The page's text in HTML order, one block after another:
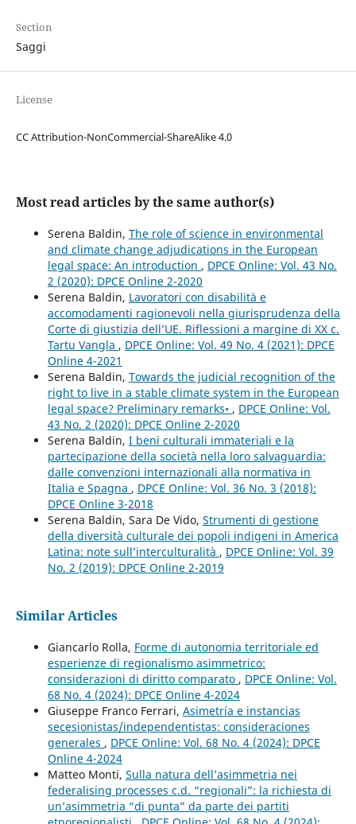
Section
Saggi
License
CC Attribution-NonCommercial-ShareAlike 4.0
Most read articles by the same author(s)
Serena Baldin, The role of science in environmental
and climate change adjudications in the European
legal space: An introduction , DPCE Online: Vol. 43 No.
2 (2020): DPCE Online 2-2020
Serena Baldin, Lavoratori con disabilità e
accomodamenti ragionevoli nella giurisprudenza della
Corte di giustizia dell’UE. Riflessioni a margine di XX c.
Tartu Vangla , DPCE Online: Vol. 49 No. 4 (2021): DPCE
Online 4-2021
Serena Baldin, Towards the judicial recognition of the
right to live in a stable climate system in the European
legal space? Preliminary remarks• , DPCE Online: Vol.
43 No. 2 (2020): DPCE Online 2-2020
Serena Baldin, I beni culturali immateriali e la
partecipazione della società nella loro salvaguardia:
dalle convenzioni internazionali alla normativa in
Italia e Spagna , DPCE Online: Vol. 36 No. 3 (2018):
DPCE Online 3-2018
Serena Baldin, Sara De Vido, Strumenti di gestione
della diversità culturale dei popoli indigeni in America
Latina: note sull’interculturalità , DPCE Online: Vol. 39
No. 2 (2019): DPCE Online 2-2019
Similar Articles
Giancarlo Rolla, Forme di autonomia territoriale ed
esperienze di regionalismo asimmetrico:
considerazioni di diritto comparato , DPCE Online: Vol.
68 No. 4 (2024): DPCE Online 4-2024
Giuseppe Franco Ferrari, Asimetría e instancias
secesionistas/independentistas: consideraciones
generales , DPCE Online: Vol. 68 No. 4 (2024): DPCE
Online 4-2024
Matteo Monti, Sulla natura dell’asimmetria nei
federalising processes c.d. “regionali”: la richiesta di
un’asimmetria “di punta” da parte dei partiti